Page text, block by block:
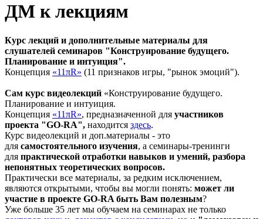
ДМ к лекциям
Курс лекций и дополнительные материалы для
слушателей семинаров "Конструирование будущего.
Планирование и интуиция".
Концепция «11πR» (11 признаков игры, "рынок эмоций").
Сам курс видеолекций «Конструирование будущего.
Планирование и интуиция.
Концепция «11πR», предназначенной для участников
проекта "GO-RA", находится здесь.
Курс видеолекций и доп.материалы - это
для самостоятельного изучения, а семинары-тренинги
для практической отработки навыков и умений, разбора
непонятных теоретических вопросов.
Практически все материалы, за редким исключением,
являются открытыми, чтобы вы могли понять: может ли
участие в проекте GO-RA быть Вам полезным?
Уже больше 35 лет мы обучаем на семинарах не только